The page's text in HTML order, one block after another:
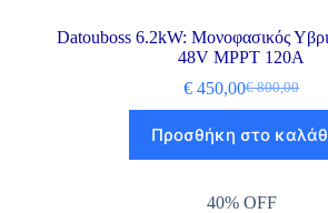
Datouboss 6.2kW: Μονοφασικός
48V MPPT 120A
€800,00
€ 450,00
Προσθήκη στο
40% OFF